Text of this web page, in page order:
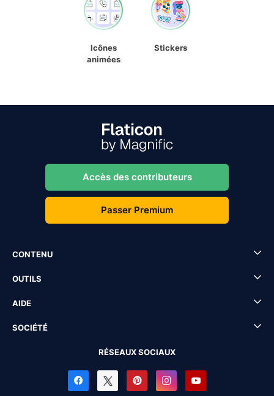
Icônes
animées
Stickers
Accès des contributeurs
Passer Premium
CONTENU
OUTILS
AIDE
SOCIÉTÉ
RÉSEAUX SOCIAUX